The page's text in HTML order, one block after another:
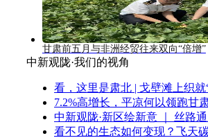
甘肃前五月与非洲经贸往来双向“倍增”
中新观陇·我们的视角
看，这里是肃北 | 戈壁滩上织就
7.2%高增长，平凉何以领跑甘
中新观陇·新区绘新意 ｜ 丝路
看不见的生态如何变现？飞天